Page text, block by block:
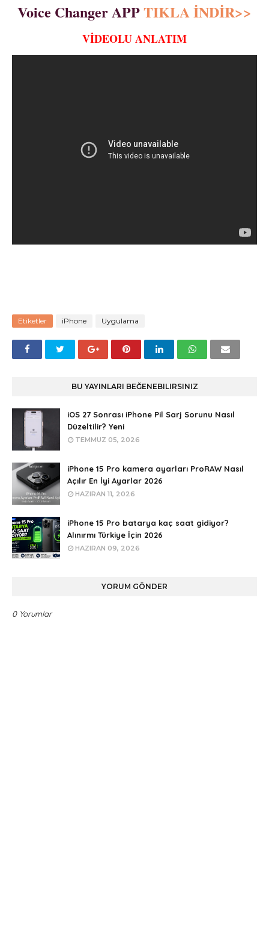
Voice Changer APPTIKLA İNDİR>>
VİDEOLU ANLATIM
Etiketler iPhone Uygulama
BU YAYINLARI BEĞENEBILIRSINIZ
iOS 27 Sonrası iPhone Pil Sarj Sorunu Nasıl
Düzeltilir? Yeni
TEMMUZ 05, 2026
iPhone 15 Pro kamera ayarları ProRAW Nasıl
Açılır En İyi Ayarlar 2026
HAZIRAN 11, 2026
iPhone 15 Pro batarya kaç saat gidiyor?
Alınırmı Türkiye İçin 2026
HAZIRAN 09, 2026
YORUM GÖNDER
0 Yorumlar